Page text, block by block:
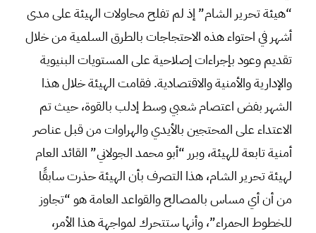
“هيئة تحرير الشام” إذ لم تفلح محاولات الهيئة على مدى
أشهر في احتواء هذه الاحتجاجات بالطرق السلمية من خلال
تقديم وعود بإجراءات إصلاحية على المستويات البنيوية
والإدارية والأمنية والاقتصادية. فقامت الهيئة خلال هذا
الشهر بفض اعتصام شعبي وسط إدلب بالقوة، حيث تم
الاعتداء على المحتجين بالأيدي والهراوات من قبل عناصر
أمنية تابعة للهيئة، وبرر “أبو محمد الجولاني” القائد العام
لهيئة تحرير الشام، هذا التصرف بأن الهيئة حذرت سابقًا
من أن أي مساس بالمصالح والقواعد العامة هو “تجاوز
للخطوط الحمراء”، وأنها ستتحرك لمواجهة هذا الأمر،